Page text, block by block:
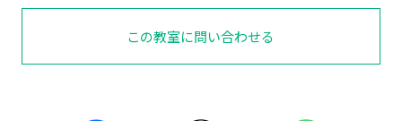
この教室に問い合わせる